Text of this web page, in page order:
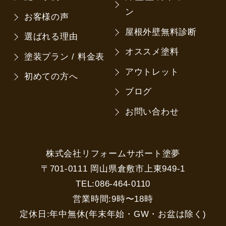
お客様の声
選ばれる理由
塗装プラン / 料金表
初めての方へ
ン
屋根外壁無料診断
オススメ塗料
アウトレット
ブログ
お問い合わせ
株式会社リフォームサポート塗夢
〒701-0111 岡山県倉敷市上東949-1
TEL:086-464-0110
営業時間:9時〜18時
定休日:年中無休(年末年始・GW・お盆は除く)